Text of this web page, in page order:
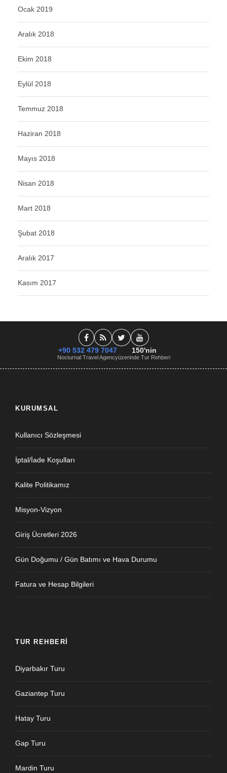
Ocak 2019
Aralık 2018
Ekim 2018
Eylül 2018
Temmuz 2018
Haziran 2018
Mayıs 2018
Nisan 2018
Mart 2018
Şubat 2018
Aralık 2017
Kasım 2017
+90 532 479 7047
Nocturnal Travel Agency
150'nin
üzerinde Tur Rehberi
KURUMSAL
Kullanıcı Sözleşmesi
İptal/İade Koşulları
Kalite Politikamız
Misyon-Vizyon
Giriş Ücretleri 2026
Gün Doğumu / Gün Batımı ve Hava Durumu
Fatura ve Hesap Bilgileri
TUR REHBERI
Diyarbakır Turu
Gaziantep Turu
Hatay Turu
Gap Turu
Mardin Turu